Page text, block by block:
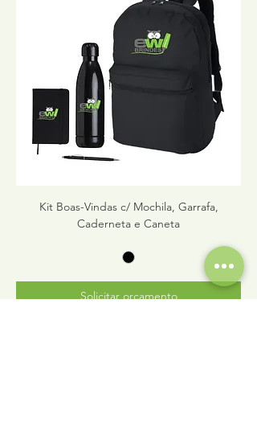
Kit Boas-Vindas c/ Mochila, Garrafa,
Caderneta e Caneta
Solicitar orçamento